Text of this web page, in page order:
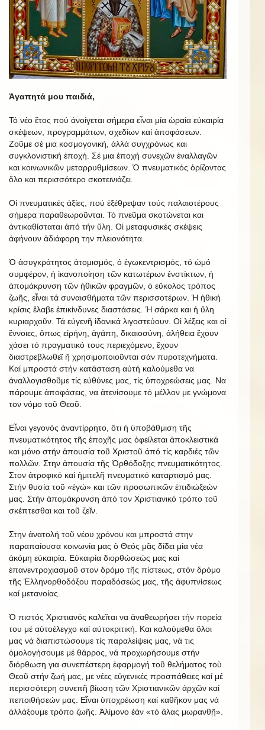
Ἀγαπητά μου παιδιά,
Τό νέο ἔτος πού ἀνοίγεται σήμερα εἶναι μία ὡραία εὐκαιρία
σκέψεων, προγραμμάτων, σχεδίων καί ἀποφάσεων.
Ζοῦμε σέ μια κοσμογονική, ἀλλά συγχρόνως και
συγκλονιστική ἐποχή. Σέ μια ἐποχή συνεχῶν ἐναλλαγῶν
και κοινωνικῶν μεταρρυθμίσεων. Ὁ πνευματικός ὁρίζοντας
ὅλο και περισσότερο σκοτεινιάζει.
Οἱ πνευματικές ἀξίες, πού ἐξέθρεψαν τούς παλαιοτέρους
σήμερα παραθεωροῦνται. Τό πνεῦμα σκοτώνεται και
ἀντικαθίσταται ἀπό τήν ὕλη. Οἱ μεταφυσικές σκέψεις
ἀφήνουν ἀδιάφορη την πλειονότητα.
Ὁ ἀσυγκράτητος ἀτομισμός, ὁ ἐγωκεντρισμός, τό ὠμό
συμφέρον, ἡ ἱκανοποίηση τῶν κατωτέρων ἐνστίκτων, ἡ
ἀπομάκρυνση τῶν ἠθικῶν φραγμῶν, ὁ εὔκολος τρόπος
ζωῆς, εἶναι τά συναισθήματα τῶν περισσοτέρων. Ἡ ἠθική
κρίσις ἔλαβε ἐπικίνδυνες διαστάσεις. Ἡ σάρκα και ἡ ὕλη
κυριαρχοῦν. Τά εὐγενῆ ἰδανικά λιγοστεύουν. Οἱ λέξεις και οἱ
ἔννοιες, ὅπως εἰρήνη, ἀγάπη, δικαιοσύνη, ἀλήθεια ἔχουν
χάσει τό πραγματικό τους περιεχόμενο, ἔχουν
διαστρεβλωθεῖ ἤ χρησιμοποιοῦνται σάν πυροτεχνήματα.
Καί μπροστά στήν κατάσταση αὐτή καλούμεθα να
ἀναλλογισθοῦμε τίς εὐθύνες μας, τίς ὑποχρεώσεις μας. Να
πάρουμε ἀποφάσεις, να ἀτενίσουμε τό μέλλον με γνώμονα
τον νόμο τοῦ Θεοῦ.
Εἶναι γεγονός ἀναντίρρητο, ὅτι ἡ ὑποβάθμιση τῆς
πνευματικότητος τῆς ἐποχῆς μας ὀφείλεται ἀποκλειστικά
και μόνο στήν ἀπουσία τοῦ Χριστοῦ άπό τίς καρδιές τῶν
πολλῶν. Στην ἀπουσία τῆς Ὀρθόδοξης πνευματικότητος.
Στον ἀτροφικό καί ἡμιτελῆ πνευματικό καταρτισμό μας.
Στήν θυσία τοῦ «ἐγώ» και τῶν προσωπικῶν ἐπιδιώξεών
μας. Στήν ἀπομάκρυνση ἀπό τον Χριστιανικό τρόπο τοῦ
σκέπτεσθαι και τοῦ ζεῖν.
Στην ἀνατολή τοῦ νέου χρόνου και μπροστά στην
παραπαίουσα κοινωνία μας ὁ Θεός μᾶς δίδει μία νέα
ἀκόμη εὐκαιρία. Εὐκαιρία διορθώσεώς μας καί
ἐπανεντροχιασμοῦ στον δρόμο τῆς πίστεως, στόν δρόμο
τῆς Ἑλληνορθοδόξου παραδόσεώς μας, τῆς ἀφυπνίσεως
καί μετανοίας.
Ὁ πιστός Χριστιανός καλεῖται να ἀναθεωρήσει τήν πορεία
του μέ αὐτοέλεγχο καί αὐτοκριτική. Και καλούμεθα ὅλοι
μας νά διαπιστώσουμε τίς παραλείψεις μας, νά τις
ὁμολογήσουμε μέ θάρρος, νά προχωρήσουμε στήν
διόρθωση για συνεπέστερη ἐφαρμογή τοῦ θελήματος τοὺ
Θεοῦ στήν ζωή μας, με νέες εὐγενικές προσπάθειες καί μέ
περισσότερη συνεπῆ βίωση τῶν Χριστιανικῶν άρχῶν καί
πεποιθήσεών μας. Εἶναι ὑποχρέωση καί καθῆκον μας νά
ἀλλάξουμε τρόπο ζωῆς. Ἀλίμονο ἐάν «τό ἅλας μωρανθῇ».